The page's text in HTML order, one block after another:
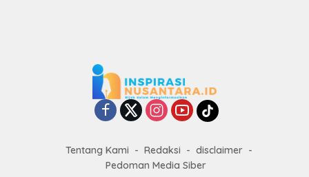
Tentang Kami Redaksi
disclaimer
Pedoman Media Siber